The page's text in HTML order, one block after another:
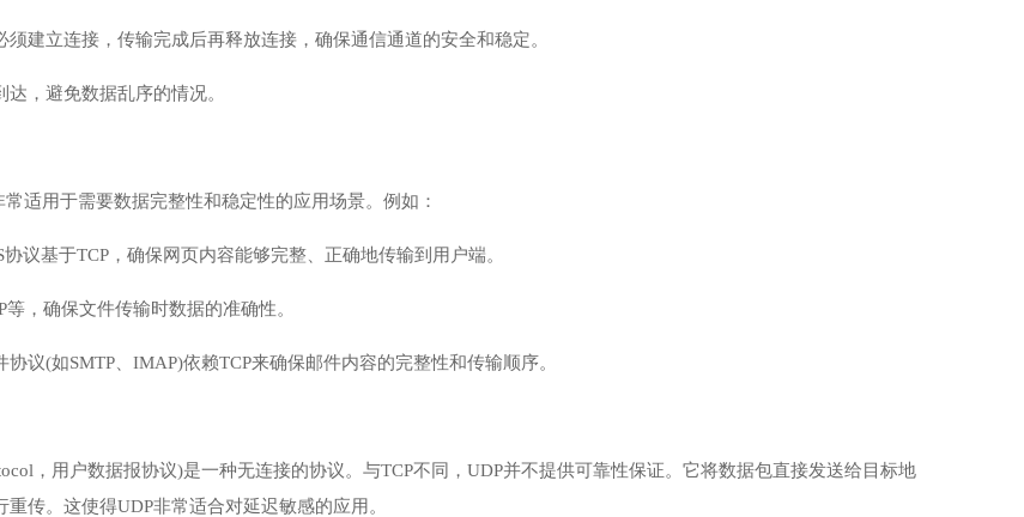
须建立连接，传输完成后再释放连接，确保通信通道的安全和稳定。
，避免数据乱序的情况。
适用于需要数据完整性和稳定性的应用场景。例如：
协议基于TCP，确保网页内容能够完整、正确地传输到用户端。
等，确保文件传输时数据的准确性。
议(如SMTP、IMAP)依赖TCP来确保邮件内容的完整性和传输顺序。
，用户数据报协议)是一种无连接的协议。与TCP不同，UDP并不提供可靠性保证。它将数据包直接发送给目标地
传。这使得UDP非常适合对延迟敏感的应用。